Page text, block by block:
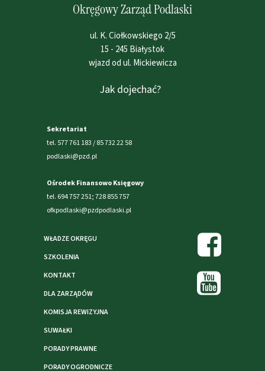
Jak dojechać?
Okręgowy Zarząd Podlaski
ul. K. Ciołkowskiego 2/5
15 - 245 Białystok
wjazd od ul. Mickiewicza
Sekretariat
tel. 577 761 183 / 85 732 22 58
podlaski@pzd.pl
Ośrodek Finansowo Księgowy
tel. 694 757 251; 728 855 757
ofkpodlaski@pzdpodlaski.pl
WŁADZE OKRĘGU
SZKOLENIA
KONTAKT
DLA ZARZĄDÓW
KOMISJA REWIZYJNA
SUWAŁKI
PORADY PRAWNE
PORADY OGRODNICZE